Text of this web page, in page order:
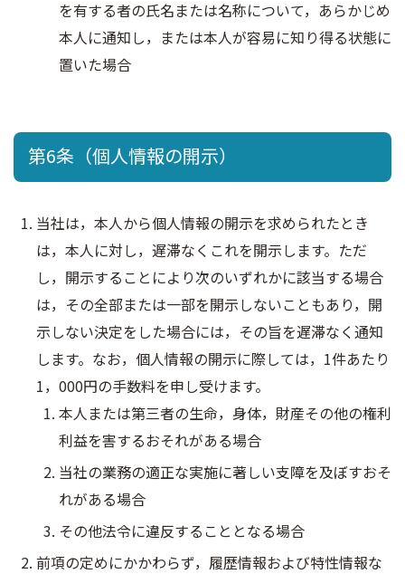
を有する者の氏名または名称について，あらかじめ
本人に通知し，または本人が容易に知り得る状態に
置いた場合
第6条（個人情報の開示）
当社は，本人から個人情報の開示を求められたとき
は，本人に対し，遅滞なくこれを開示します。ただ
し，開示することにより次のいずれかに該当する場合
は，その全部または一部を開示しないこともあり，開
示しない決定をした場合には，その旨を遅滞なく通知
します。なお，個人情報の開示に際しては，1件あたり
1，000円の手数料を申し受けます。
本人または第三者の生命，身体，財産その他の権利
利益を害するおそれがある場合
当社の業務の適正な実施に著しい支障を及ぼすおそ
れがある場合
その他法令に違反することとなる場合
前項の定めにかかわらず，履歴情報および特性情報な